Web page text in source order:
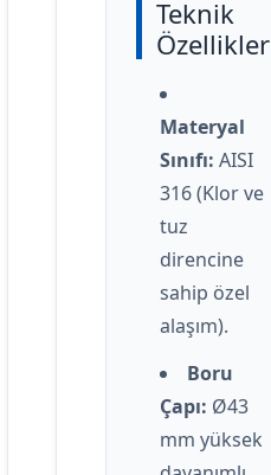
Teknik
Özellikler
Materyal
Sınıfı: AISI
316 (Klor ve
tuz
direncine
sahip özel
alaşım).
Boru
Çapı: Ø43
mm yüksek